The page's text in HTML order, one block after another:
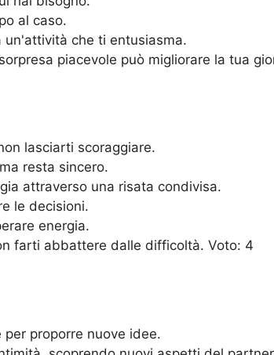
al caso.
un'attività che ti entusiasma.
piacevole può migliorare la tua
lasciarti scoraggiare.
resta sincero.
attraverso una risata condivisa.
le decisioni.
energia.
farti abbattere dalle difficoltà. Voto: 4
proporre nuove idee.